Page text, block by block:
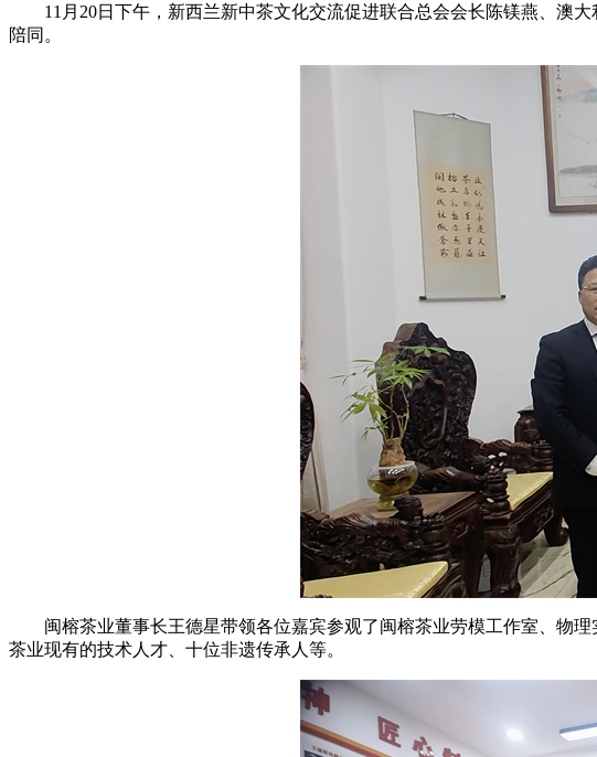
11月20日下午，新西兰新中茶文化交流促进联合总会会长陈镁燕、澳
陪同。
闽榕茶业董事长王德星带领各位嘉宾参观了闽榕茶业劳模工作室、物
茶业现有的技术人才、十位非遗传承人等。